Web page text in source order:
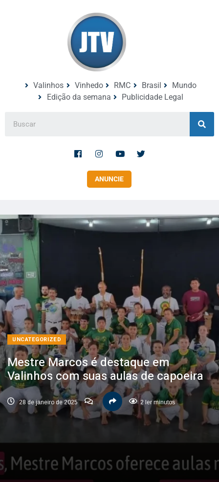
Valinhos Vinhedo RMC Brasil
Mundo
Edição da semana
Publicidade Legal
ANUNCIE
UNCATEGORIZED
Mestre Marcos é destaque em
Valinhos com suas aulas de capoeira
28 de janeiro de 2025 2 ler minutos